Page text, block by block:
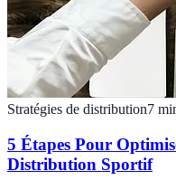
Stratégies de distribution7
5 Étapes Pour
Distribution Sportif